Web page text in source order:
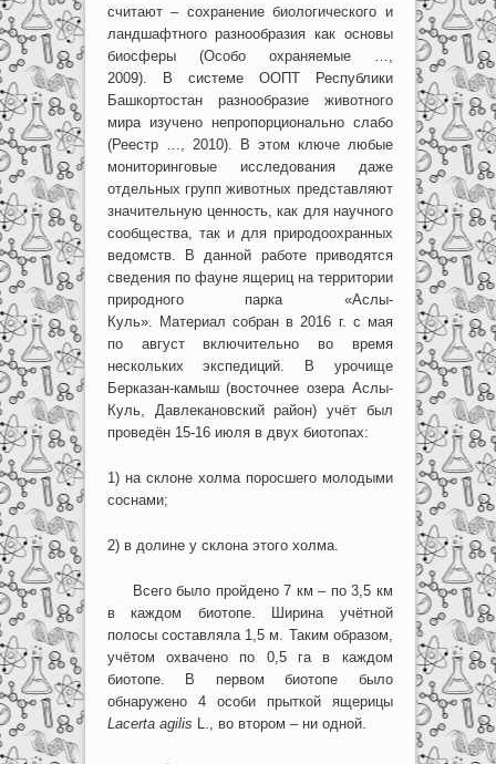
считают – сохранение биологического и
ландшафтного разнообразия как основы
биосферы (Особо охраняемые …,
2009). В системе ООПТ Республики
Башкортостан разнообразие животного
мира изучено непропорционально слабо
(Реестр …, 2010). В этом ключе любые
мониторинговые исследования даже
отдельных групп животных представляют
значительную ценность, как для научного
сообщества, так и для природоохранных
ведомств. В данной работе приводятся
сведения по фауне ящериц на территории
природного парка «Аслы-
Куль». Материал собран в 2016 г. с мая
по август включительно во время
нескольких экспедиций. В урочище
Берказан-камыш (восточнее озера Аслы-
Куль, Давлекановский район) учёт был
проведён 15-16 июля в двух биотопах:
1) на склоне холма поросшего молодыми
соснами;
2) в долине у склона этого холма.
Всего было пройдено 7 км – по 3,5 км
в каждом биотопе. Ширина учётной
полосы составляла 1,5 м. Таким образом,
учётом охвачено по 0,5 га в каждом
биотопе. В первом биотопе было
обнаружено 4 особи прыткой ящерицы
Lacerta agilis L., во втором – ни одной.